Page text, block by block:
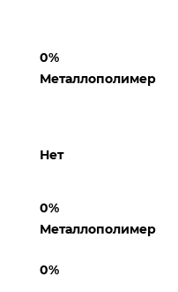
0%
Металлополимер
Нет
0%
Металлополимер
0%